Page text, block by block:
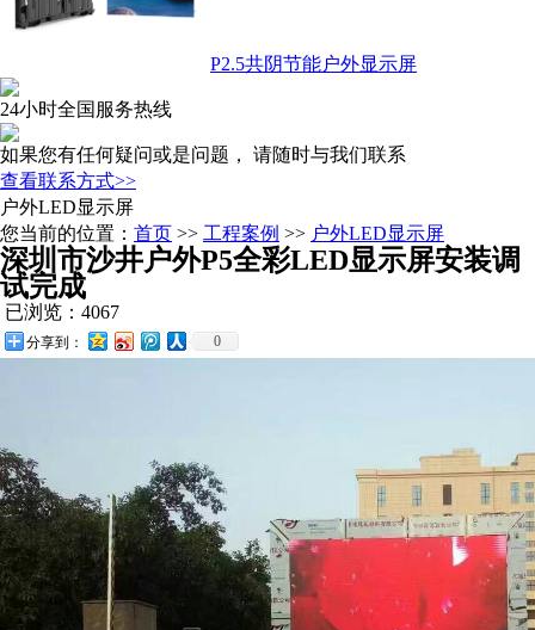
P2.5共阴节能户外显示屏
24小时全国服务热线
如果您有任何疑问或是问题， 请随时与我们联系
查看联系方式>>
户外LED显示屏
您当前的位置： 首页 >> 工程案例 >> 户外LED显示屏
深圳市沙井户外P5全彩LED显示屏安装调
试完成
已浏览：4067
分享到： 0